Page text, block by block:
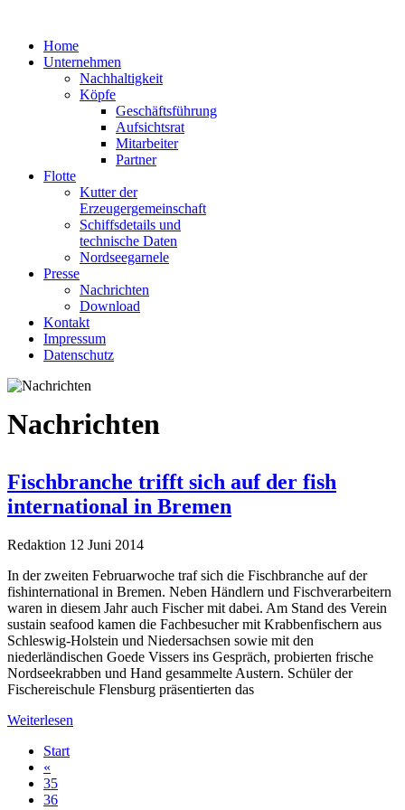
Home
Unternehmen
Nachhaltigkeit
Köpfe
Geschäftsführung
Aufsichtsrat
Mitarbeiter
Partner
Flotte
Kutter der
Erzeugergemeinschaft
Schiffsdetails und
technische Daten
Nordseegarnele
Presse
Nachrichten
Download
Kontakt
Impressum
Datenschutz
Nachrichten
Fischbranche trifft sich auf der fish
international in Bremen
Redaktion 12 Juni 2014
In der zweiten Februarwoche traf sich die Fischbranche auf der
fishinternational in Bremen. Neben Händlern und Fischverarbeitern
waren in diesem Jahr auch Fischer mit dabei. Am Stand des Verein
sustain seafood kamen die Fachbesucher mit Krabbenfischern aus
Schleswig-Holstein und Niedersachsen sowie mit den
niederländischen Goede Vissers ins Gespräch, probierten frische
Nordseekrabben und Hand gesammelte Austern. Schüler der
Fischereischule Flensburg präsentierten das
Weiterlesen
Start
«
35
36